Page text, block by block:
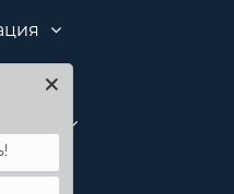
Здравствуйте, хороший гость!